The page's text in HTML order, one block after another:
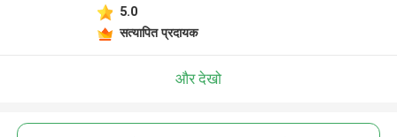
5.0
सत्यापित प्रदायक
और देखो